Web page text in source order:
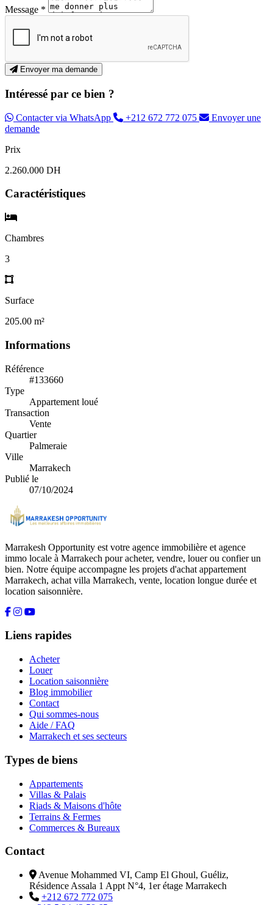
Message *
Envoyer ma demande
Intéressé par ce bien ?
Contacter via WhatsApp +212 672 772 075
Envoyer une
demande
Prix
2.260.000 DH
Caractéristiques
Chambres
3
Surface
205.00 m²
Informations
Référence
#133660
Type
Appartement loué
Transaction
Vente
Quartier
Palmeraie
Ville
Marrakech
Publié le
07/10/2024
Marrakesh Opportunity est votre agence immobilière et agence
immo locale à Marrakech pour acheter, vendre, louer ou confier un
bien. Notre équipe accompagne les projets d'achat appartement
Marrakech, achat villa Marrakech, vente, location longue durée et
location saisonnière.
Liens rapides
Acheter
Louer
Location saisonnière
Blog immobilier
Contact
Qui sommes-nous
Aide / FAQ
Marrakech et ses secteurs
Types de biens
Appartements
Villas & Palais
Riads & Maisons d'hôte
Terrains & Fermes
Commerces & Bureaux
Contact
Avenue Mohammed VI, Camp El Ghoul, Guéliz,
Résidence Assala 1 Appt N°4, 1er étage Marrakech
+212 672 772 075